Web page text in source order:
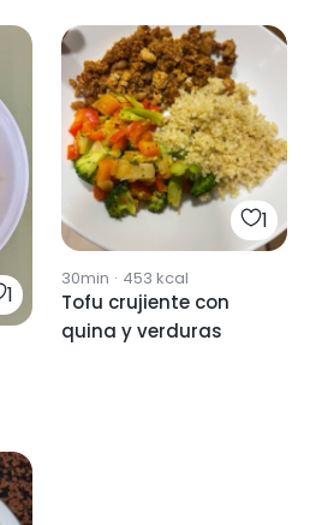
1
1
30min · 453 kcal
Tofu crujiente con
quina y verduras